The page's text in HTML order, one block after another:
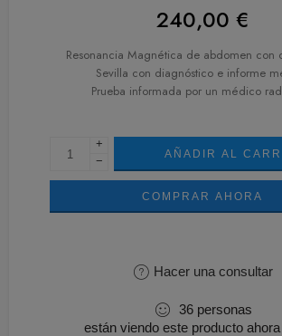
240,00 €
Resonancia Magnética de abdomen con
Sevilla con diagnóstico e informe
Prueba informada por un médico
+
−
AÑADIR AL
COMPRAR AHORA
Hacer una consultar
36 personas
están viendo este producto